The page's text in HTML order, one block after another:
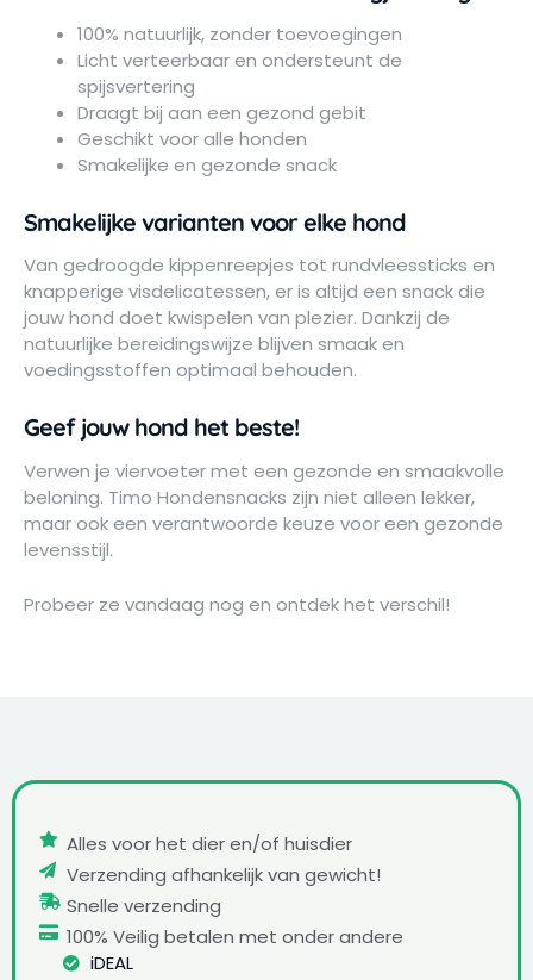
100% natuurlijk, zonder toevoegingen
Licht verteerbaar en ondersteunt de
spijsvertering
Draagt bij aan een gezond gebit
Geschikt voor alle honden
Smakelijke en gezonde snack
Smakelijke varianten voor elke hond
Van gedroogde kippenreepjes tot rundvleessticks en
knapperige visdelicatessen, er is altijd een snack die
jouw hond doet kwispelen van plezier. Dankzij de
natuurlijke bereidingswijze blijven smaak en
voedingsstoffen optimaal behouden.
Geef jouw hond het beste!
Verwen je viervoeter met een gezonde en smaakvolle
beloning. Timo Hondensnacks zijn niet alleen lekker,
maar ook een verantwoorde keuze voor een gezonde
levensstijl.
Probeer ze vandaag nog en ontdek het verschil!
Alles voor het dier en/of huisdier
Verzending afhankelijk van gewicht!
Snelle verzending
100% Veilig betalen met onder andere
iDEAL